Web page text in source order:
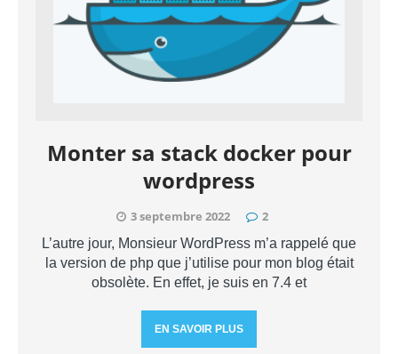
Monter sa stack docker pour
wordpress
3 septembre 2022 2
L’autre jour, Monsieur WordPress m’a rappelé que
la version de php que j’utilise pour mon blog était
obsolète. En effet, je suis en 7.4 et
EN SAVOIR PLUS